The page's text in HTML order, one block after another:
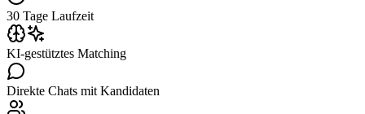
30 Tage Laufzeit
KI-gestütztes Matching
Direkte Chats mit Kandidaten